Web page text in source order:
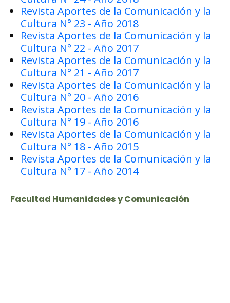
Revista Aportes de la Comunicación y la
Cultura N° 23 - Año 2018
Revista Aportes de la Comunicación y la
Cultura N° 22 - Año 2017
Revista Aportes de la Comunicación y la
Cultura N° 21 - Año 2017
Revista Aportes de la Comunicación y la
Cultura N° 20 - Año 2016
Revista Aportes de la Comunicación y la
Cultura N° 19 - Año 2016
Revista Aportes de la Comunicación y la
Cultura N° 18 - Año 2015
Revista Aportes de la Comunicación y la
Cultura N° 17 - Año 2014
Facultad Humanidades y Comunicación